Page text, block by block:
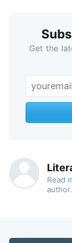
Get the
Read
author.